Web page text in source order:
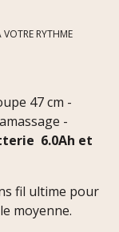
RYTHME
47 cm -
-
6.0Ah et
fil ultime pour
moyenne.